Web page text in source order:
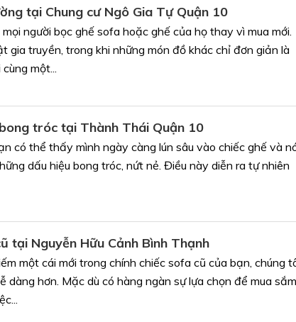
tại Chung cư Ngô Gia Tự Quận 10
người bọc ghế sofa hoặc ghế của họ thay vì mua mới.
gia truyền, trong khi những món đồ khác chỉ đơn giản là
một...
tróc tại Thành Thái Quận 10
có thể thấy mình ngày càng lún sâu vào chiếc ghế và
dấu hiệu bong tróc, nứt nẻ. Điều này diễn ra tự nhiên
tại Nguyễn Hữu Cảnh Bình Thạnh
một cái mới trong chính chiếc sofa cũ của bạn, chúng
dàng hơn. Mặc dù có hàng ngàn sự lựa chọn để mua sắm